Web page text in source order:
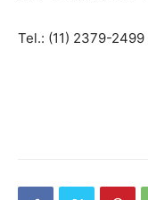
Tel.: (11) 2379-